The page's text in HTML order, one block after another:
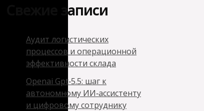
Свежие записи
Аудит логистических
процессов и операционной
эффективности склада
Openai Gpt‑5.5: шаг к
автономному ИИ‑ассистенту
и цифровому сотруднику